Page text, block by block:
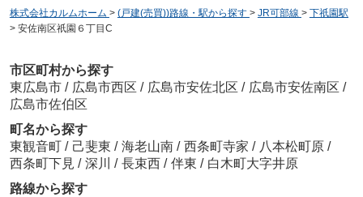
株式会社カルムホーム > (戸建(売買))路線・駅から探す > JR可部線 > 下祇園駅
> 安佐南区祇園６丁目C
市区町村から探す
東広島市 / 広島市西区 / 広島市安佐北区 / 広島市安佐南区 /
広島市佐伯区
町名から探す
東観音町 / 己斐東 / 海老山南 / 西条町寺家 / 八本松町原 /
西条町下見 / 深川 / 長束西 / 伴東 / 白木町大字井原
路線から探す